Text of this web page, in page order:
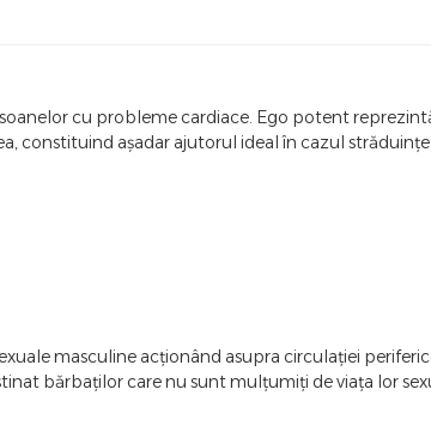
cu probleme cardiace. Ego potent
constituind așadar ajutorul ideal în cazul
masculine acționând asupra circulației
bărbaților care nu sunt mulțumiți de viața lor